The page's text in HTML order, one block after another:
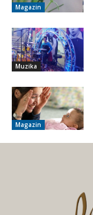
Magazin
Muzika
Magazin